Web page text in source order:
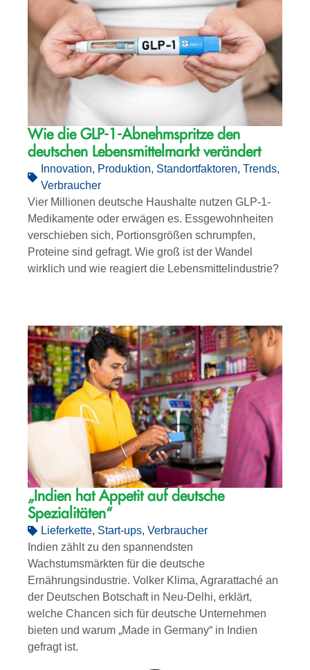
Wie die GLP-1-Abnehmspritze den
deutschen Lebensmittelmarkt verändert
Innovation, Produktion, Standortfaktoren, Trends,
Verbraucher
Vier Millionen deutsche Haushalte nutzen GLP-1-
Medikamente oder erwägen es. Essgewohnheiten
verschieben sich, Portionsgrößen schrumpfen,
Proteine sind gefragt. Wie groß ist der Wandel
wirklich und wie reagiert die Lebensmittelindustrie?
„Indien hat Appetit auf deutsche
Spezialitäten“
Lieferkette, Start-ups, Verbraucher
Indien zählt zu den spannendsten
Wachstumsmärkten für die deutsche
Ernährungsindustrie. Volker Klima, Agrarattaché an
der Deutschen Botschaft in Neu-Delhi, erklärt,
welche Chancen sich für deutsche Unternehmen
bieten und warum „Made in Germany“ in Indien
gefragt ist.